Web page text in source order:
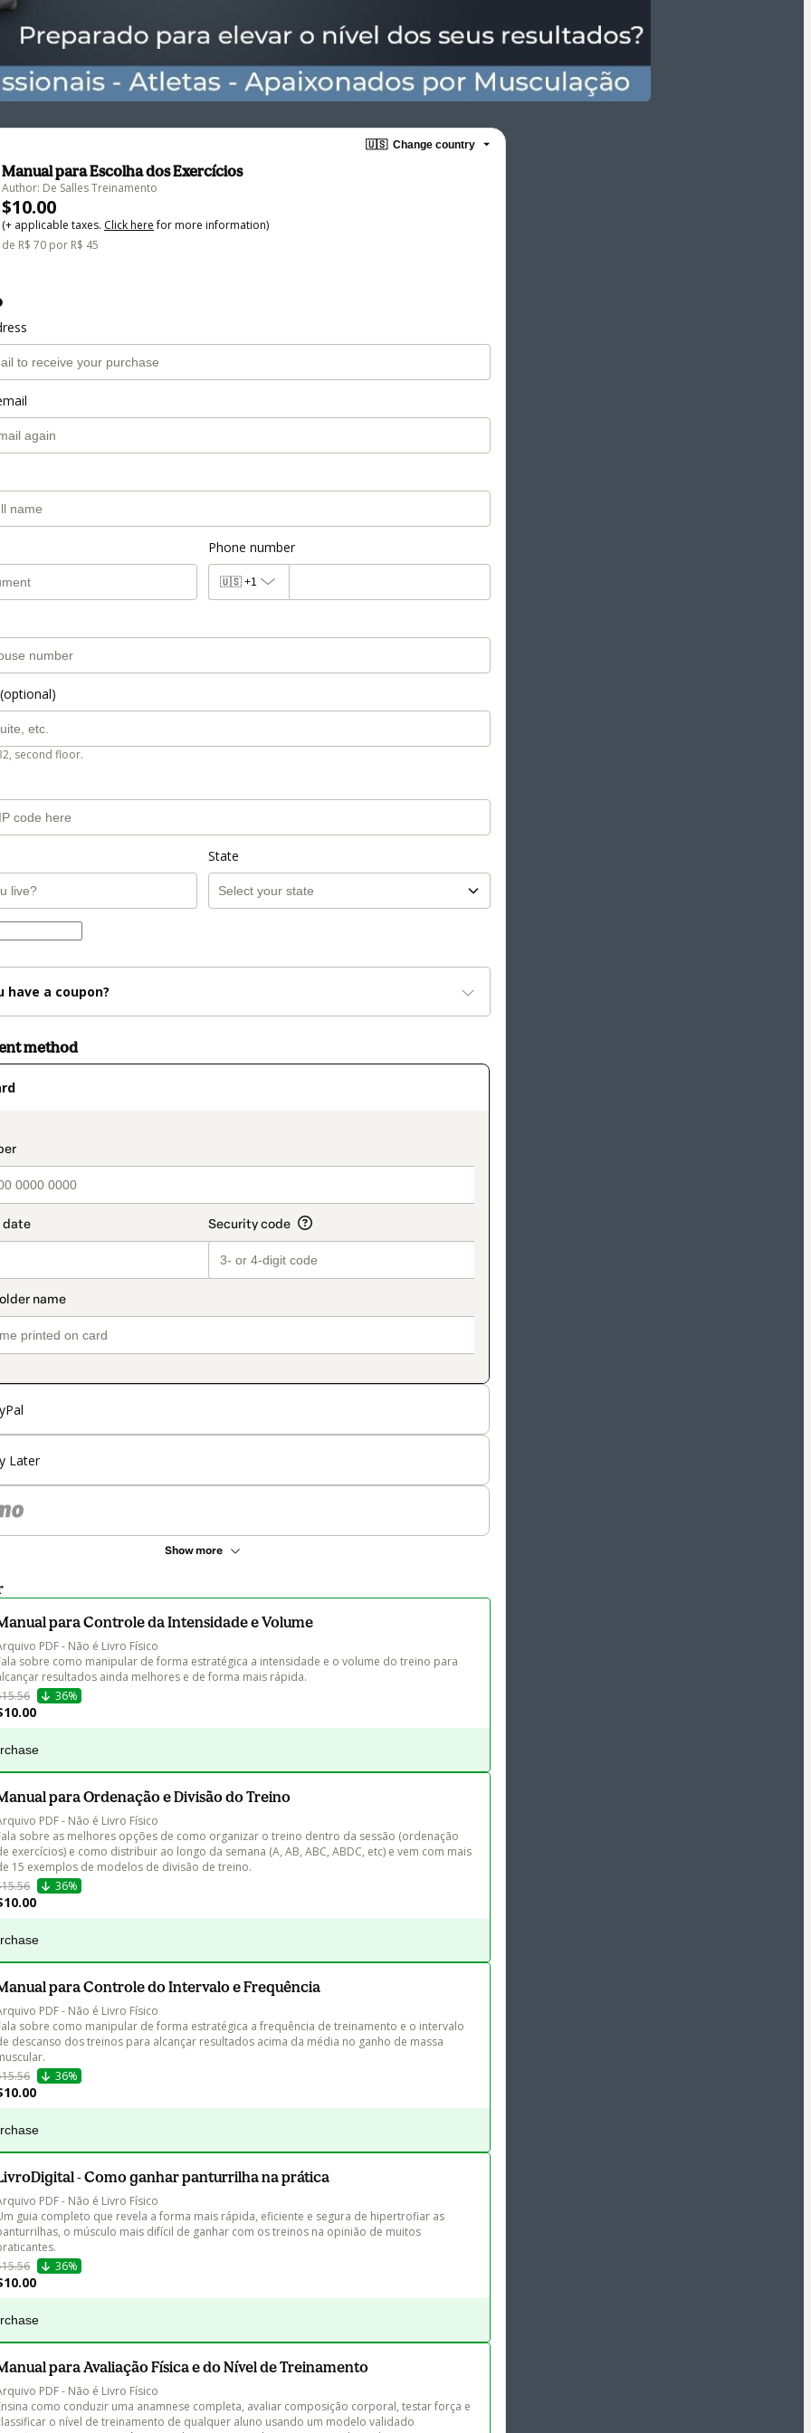
🇺🇸 Change country
Manual para Escolha dos Exercícios
Author: De Salles Treinamento
$10.00
(+ applicable taxes. Click herefor more information)
de R$ 70 por R$ 45
Phone number
🇺🇸 +1
second floor.
State
have a coupon?
method
Later
Show more
para Controle da Intensidade e Volume
PDF - Não é Livro Físico
sobre como manipular de forma estratégica a intensidade e o volume do treino para
resultados ainda melhores e de forma mais rápida.
36%
para Ordenação e Divisão do Treino
PDF - Não é Livro Físico
sobre as melhores opções de como organizar o treino dentro da sessão (ordenação
exercícios) e como distribuir ao longo da semana (A, AB, ABC, ABDC, etc) e vem com mais
15 exemplos de modelos de divisão de treino.
36%
para Controle do Intervalo e Frequência
PDF - Não é Livro Físico
sobre como manipular de forma estratégica a frequência de treinamento e o intervalo
descanso dos treinos para alcançar resultados acima da média no ganho de massa
36%
- Como ganhar panturrilha na prática
PDF - Não é Livro Físico
guia completo que revela a forma mais rápida, eficiente e segura de hipertrofiar as
o músculo mais difícil de ganhar com os treinos na opinião de muitos
36%
para Avaliação Física e do Nível de Treinamento
PDF - Não é Livro Físico
como conduzir uma anamnese completa, avaliar composição corporal, testar força e
o nível de treinamento de qualquer aluno usando um modelo validado